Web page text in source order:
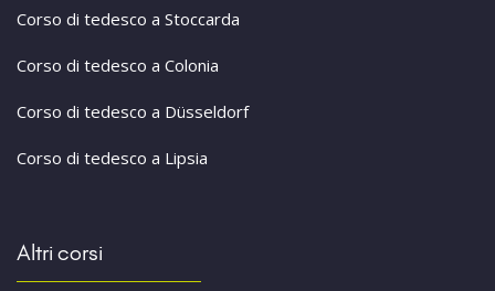
Corso di tedesco a Stoccarda
Corso di tedesco a Colonia
Corso di tedesco a Düsseldorf
Corso di tedesco a Lipsia
Altri corsi